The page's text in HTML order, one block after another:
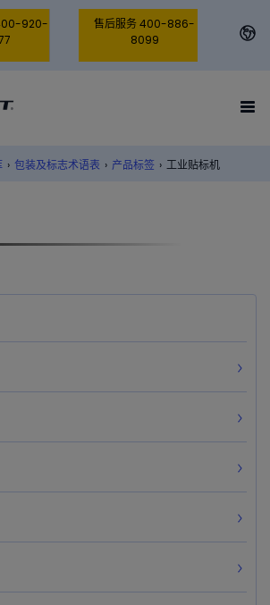
920-
售后服务 400-886-
8099
› 包装及标志术语表 › 产品标签 › 工业贴标机